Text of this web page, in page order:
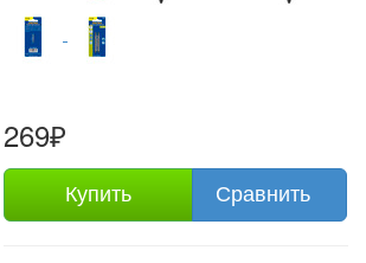
269₽
Купить Сравнить